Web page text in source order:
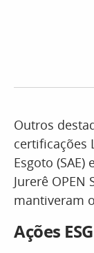
Outros
certificações
Esgoto
Jurerê
mantiveram
Ações